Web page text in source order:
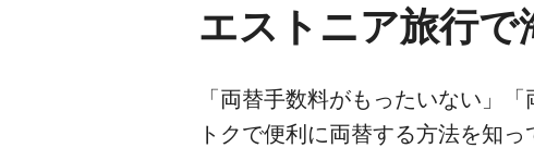
エストニア旅行で
「両替手数料がもったいない」
トクで便利に両替する方法を知